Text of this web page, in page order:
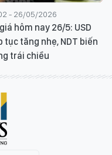
- 26/05/2026
hôm nay 26/5: USD
tục tăng nhẹ, NDT biến
trái chiều